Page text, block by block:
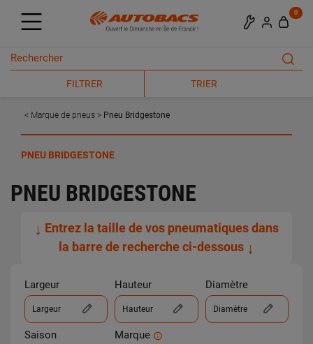
0
FILTRER TRIER
Marque de pneus Pneu Bridgestone
PNEU BRIDGESTONE
PNEU BRIDGESTONE
↓ Entrez la taille de vos pneumatiques dans
la barre de recherche ci-dessous ↓
Largeur
Largeur
Hauteur
Hauteur
Diamètre
Diamètre
Saison Marque